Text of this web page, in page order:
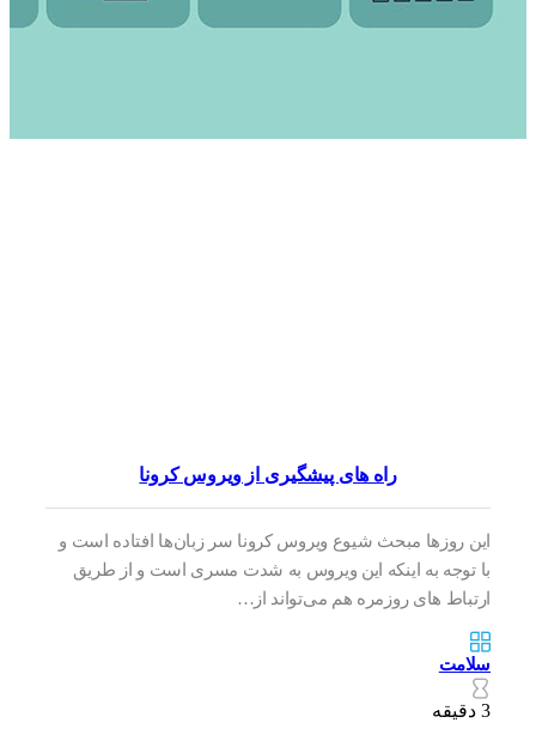
راه های پیشگیری از ویروس کرونا
این روزها مبحث شیوع ویروس کرونا سر زبان‌ها افتاده است و
با توجه به اینکه این ویروس به شدت مسری است و از طریق
ارتباط های روزمره هم می‌تواند از…
سلامت